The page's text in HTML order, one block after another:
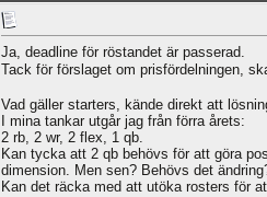
Ja, deadline för röstandet är passerad.
Tack för förslaget om prisfördelningen,
Vad gäller starters, kände direkt att
I mina tankar utgår jag från förra årets:
2 rb, 2 wr, 2 flex, 1 qb.
Kan tycka att 2 qb behövs för att göra
dimension. Men sen? Behövs det
Kan det räcka med att utöka rosters för